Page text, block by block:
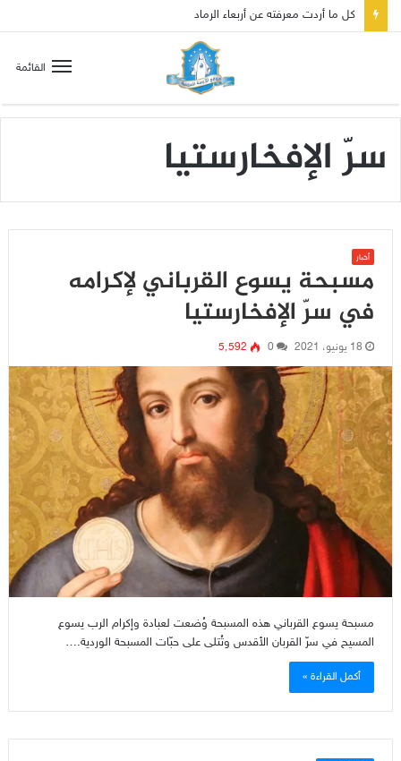
صلاة إلى مريم سلطانة السلام لتهدئة الغضب الإلهي
القائمة
سرّ الإفخارستيا
أخبار
مسبحة يسوع القرباني لإكرامه
في سرّ الإفخارستيا
18 يونيو، 2021 0 5٬592
مسبحة يسوع القرباني هذه المسبحة وُضعت لعبادة وإكرام الرب يسوع
المسيح في سرّ القربان الأقدس وتُتلى على حبّات المسبحة الوردية.…
أكمل القراءة »